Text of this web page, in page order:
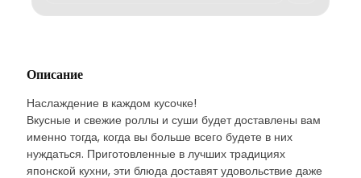
Описание
Наслаждение в каждом кусочке!
Вкусные и свежие роллы и суши будет доставлены вам
именно тогда, когда вы больше всего будете в них
нуждаться. Приготовленные в лучших традициях
японской кухни, эти блюда доставят удовольствие даже